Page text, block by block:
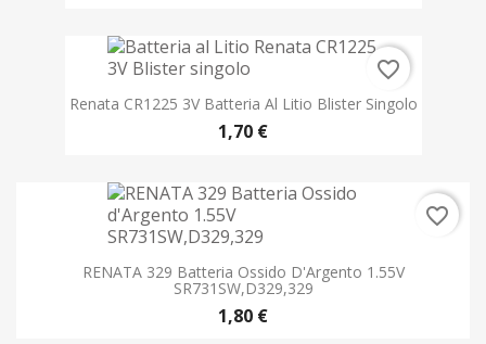
Renata CR1225 3V Batteria Al Litio Blister Singolo
1,70 €
favorite_border
RENATA 329 Batteria Ossido D'Argento 1.55V
SR731SW,D329,329
1,80 €
favorite_border